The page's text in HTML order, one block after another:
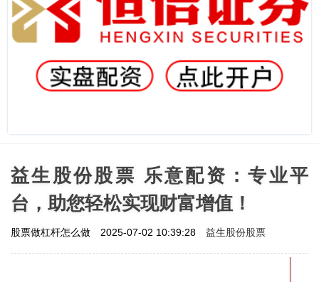
益生股份股票 乐意配资：专业平
台，助您轻松实现财富增值！
股票做杠杆怎么做 2025-07-02 10:39:28 益生股份股票